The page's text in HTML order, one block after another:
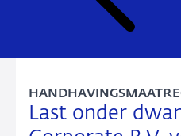
Last onder